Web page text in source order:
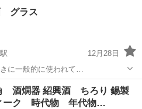
業◎自社正社員登用制度あり★1食
その他
グラス
12月28日
に一般的に使われて…
食器 紹興酒
酒燗器 紹興酒 ちろり 錫製
ーク 時代物 年代物…